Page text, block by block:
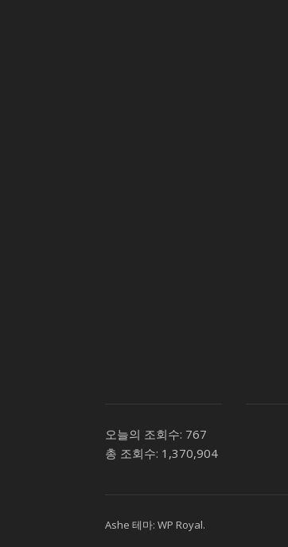
오늘의 조회수: 767
총 조회수: 1,370,904
Ashe 테마: WP Royal.